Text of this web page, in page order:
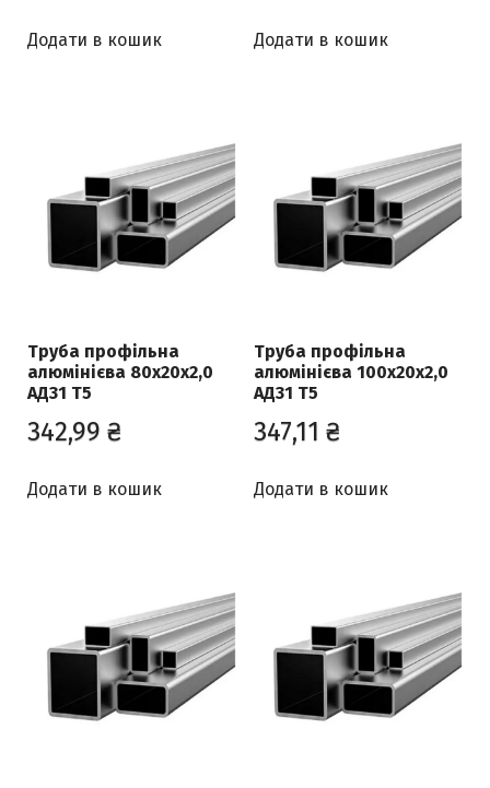
Додати в кошик Додати в кошик
Труба профільна
алюмінієва 80х20х2,0
АД31 Т5
342,99 ₴
Додати в кошик
Труба профільна
алюмінієва 100х20х2,0
АД31 Т5
347,11 ₴
Додати в кошик